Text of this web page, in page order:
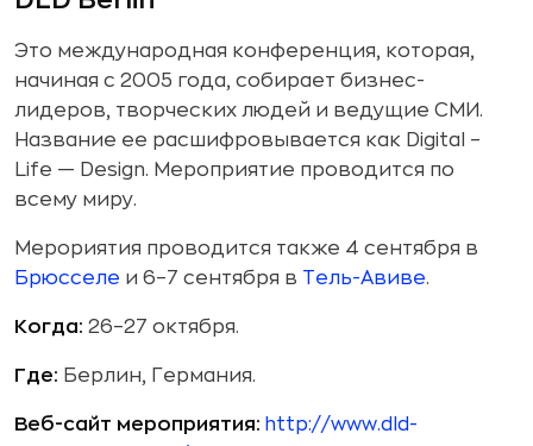
Это международная конференция, которая,
начиная с 2005 года, собирает бизнес-
лидеров, творческих людей и ведущие СМИ.
Название ее расшифровывается как Digital –
Life — Design. Мероприятие проводится по
всему миру.
Мерориятия проводится также 4 сентября в
Брюсселе и 6–7 сентября в Тель-Авиве.
Когда: 26–27 октября.
Где: Берлин, Германия.
Веб-сайт мероприятия: http://www.dld-